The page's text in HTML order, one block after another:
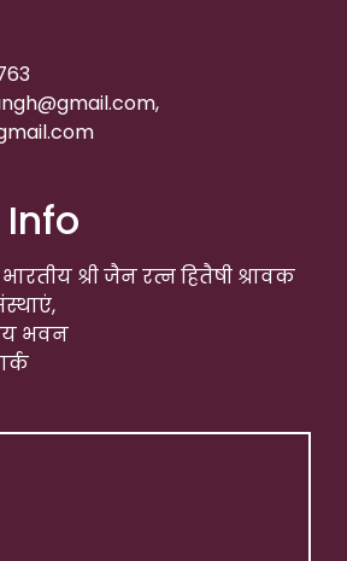
श्री जैन रत्न हितैषी श्रावक
भवन